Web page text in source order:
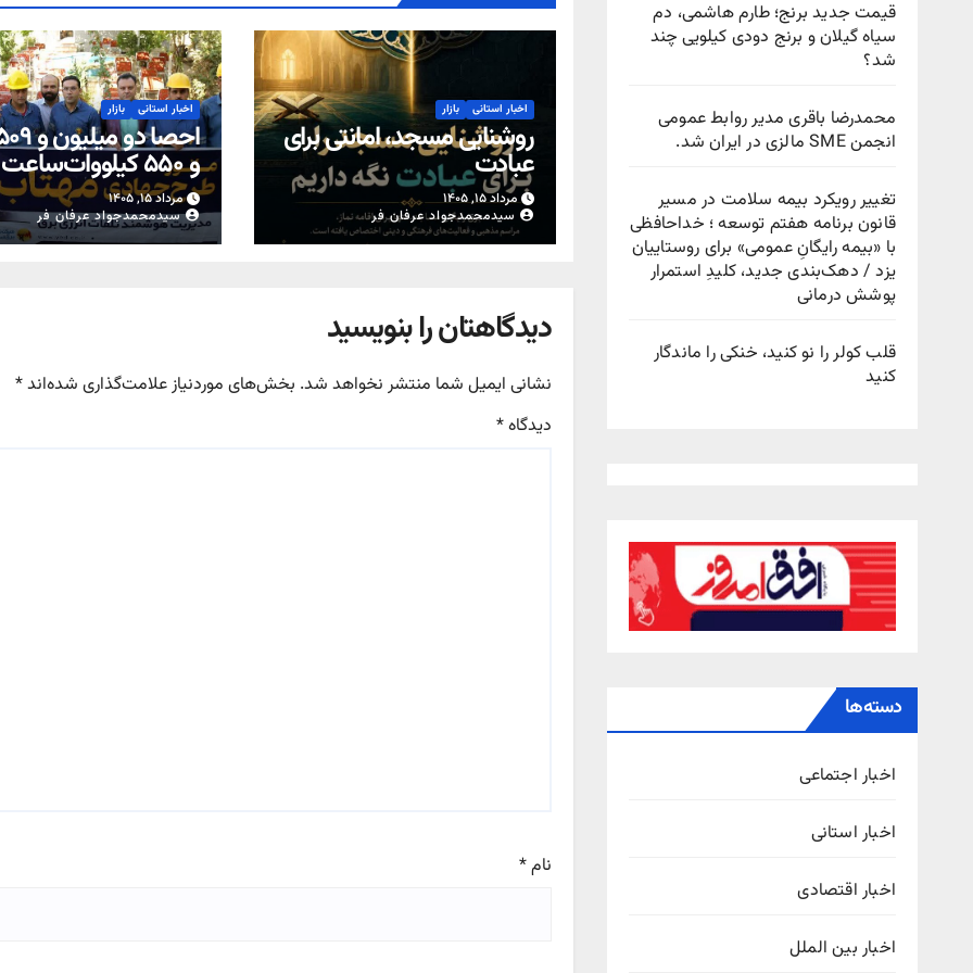
قیمت جدید برنج؛ طارم هاشمی، دم
سیاه گیلان و برنج دودی کیلویی چند
شد؟
محمدرضا باقری مدیر روابط عمومی
انجمن SME مالزی در ایران شد.
تغییر رویکرد بیمه سلامت در مسیر
قانون برنامه هفتم توسعه ؛ خداحافظی
با «بیمه رایگانِ عمومی» برای روستاییان
یزد / دهک‌بندی جدید، کلیدِ استمرار
پوشش درمانی
قلب کولر را نو کنید، خنکی را ماندگار
کنید
دسته‌ها
اخبار اجتماعی
اخبار استانی
اخبار اقتصادی
اخبار بین الملل
اخبار استانی بازار
روشنایی مسجد، امانتی برای
عبادت
مرداد ۱۵, ۱۴۰۵
سیدمحمدجواد عرفان فر
اخبار استانی بازار
و ۵۵۰
از محل تعویض
معیوب در یزد
مرداد ۱۵, ۱۴۰۵
سیدمحمدجواد عرفان فر
دیدگاهتان را بنویسید
نشانی ایمیل شما منتشر نخواهد شد. بخش‌های موردنیاز علامت‌گذاری شده‌اند*
دیدگاه*
نام*